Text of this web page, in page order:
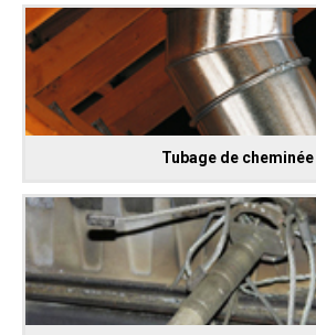
Tubage de cheminée